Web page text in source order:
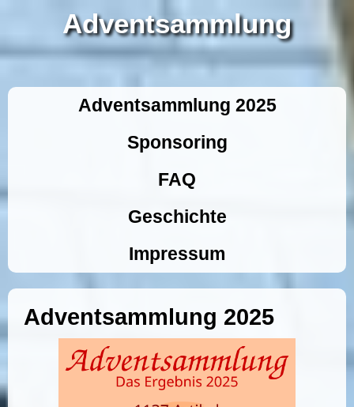
Adventsammlung
Adventsammlung 2025
Sponsoring
FAQ
Geschichte
Impressum
Adventsammlung 2025